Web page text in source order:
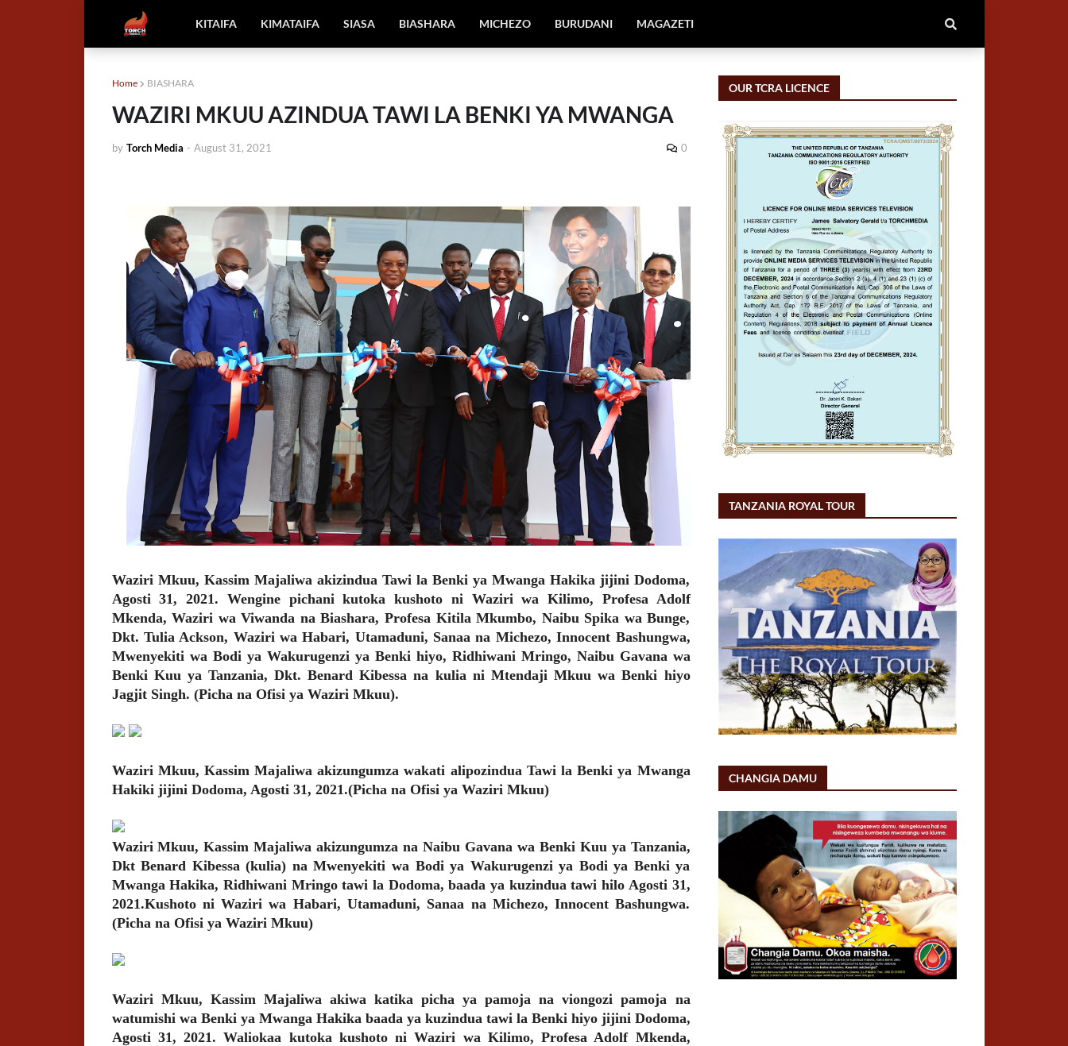
KITAIFA KIMATAIFA SIASA BIASHARA MICHEZO BURUDANI MAGAZETI
Home BIASHARA
WAZIRI MKUU AZINDUA TAWI LA BENKI YA MWANGA
by Torch Media - August 31, 2021 0
Waziri Mkuu, Kassim Majaliwa akizindua Tawi la Benki ya Mwanga Hakika jijini Dodoma,
Agosti 31, 2021. Wengine pichani kutoka kushoto ni Waziri wa Kilimo, Profesa Adolf
Mkenda, Waziri wa Viwanda na Biashara, Profesa Kitila Mkumbo, Naibu Spika wa Bunge,
Dkt. Tulia Ackson, Waziri wa Habari, Utamaduni, Sanaa na Michezo, Innocent Bashungwa,
Mwenyekiti wa Bodi ya Wakurugenzi ya Benki hiyo, Ridhiwani Mringo, Naibu Gavana wa
Benki Kuu ya Tanzania, Dkt. Benard Kibessa na kulia ni Mtendaji Mkuu wa Benki hiyo
Jagjit Singh. (Picha na Ofisi ya Waziri Mkuu).
Waziri Mkuu, Kassim Majaliwa akizungumza wakati alipozindua Tawi la Benki ya Mwanga
Hakiki jijini Dodoma, Agosti 31, 2021.(Picha na Ofisi ya Waziri Mkuu)
Waziri Mkuu, Kassim Majaliwa akizungumza na Naibu Gavana wa Benki Kuu ya Tanzania,
Dkt Benard Kibessa (kulia) na Mwenyekiti wa Bodi ya Wakurugenzi ya Bodi ya Benki ya
Mwanga Hakika, Ridhiwani Mringo tawi la Dodoma, baada ya kuzindua tawi hilo Agosti 31,
2021.Kushoto ni Waziri wa Habari, Utamaduni, Sanaa na Michezo, Innocent Bashungwa.
(Picha na Ofisi ya Waziri Mkuu)
Waziri Mkuu, Kassim Majaliwa akiwa katika picha ya pamoja na viongozi pamoja na
watumishi wa Benki ya Mwanga Hakika baada ya kuzindua tawi la Benki hiyo jijini Dodoma,
Agosti 31, 2021. Waliokaa kutoka kushoto ni Waziri wa Kilimo, Profesa Adolf Mkenda,
OUR TCRA LICENCE
TANZANIA ROYAL TOUR
CHANGIA DAMU